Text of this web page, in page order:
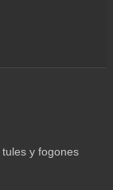
y fogones